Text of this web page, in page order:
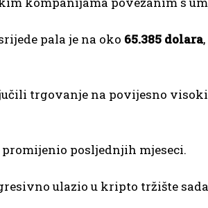
pala je na oko 65.385 dolara
trgovanje na povijesno
posljednjih mjeseci.
ulazio u kripto tržište